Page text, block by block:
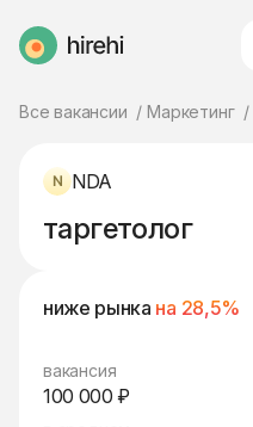
HireHi
Все вакансии Маркетинг
NDA
таргетолог
ниже рынка на 28,5%
вакансия
100 000 ₽